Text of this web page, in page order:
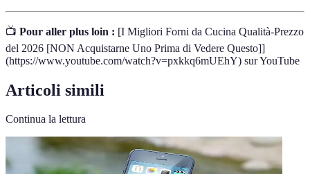
📺 Pour aller plus loin : [I Migliori Forni da Cucina Qualità-Prezzo
del 2026 [NON Acquistarne Uno Prima di Vedere Questo]]
(https://www.youtube.com/watch?v=pxkkq6mUEhY) sur YouTube
Articoli simili
Continua la lettura